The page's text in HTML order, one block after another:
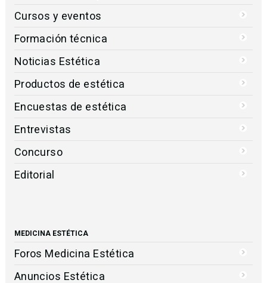
Cursos y eventos
Formación técnica
Noticias Estética
Productos de estética
Encuestas de estética
Entrevistas
Concurso
Editorial
MEDICINA ESTÉTICA
Foros Medicina Estética
Anuncios Estética